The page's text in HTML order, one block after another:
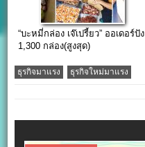
“บะหมี่กล่อง เจ๊เปรี้ยว” ออเดอร์ปัง
1,300 กล่อง(สูงสุด)
ธุรกิจมาแรง ธุรกิจใหม่มาแรง